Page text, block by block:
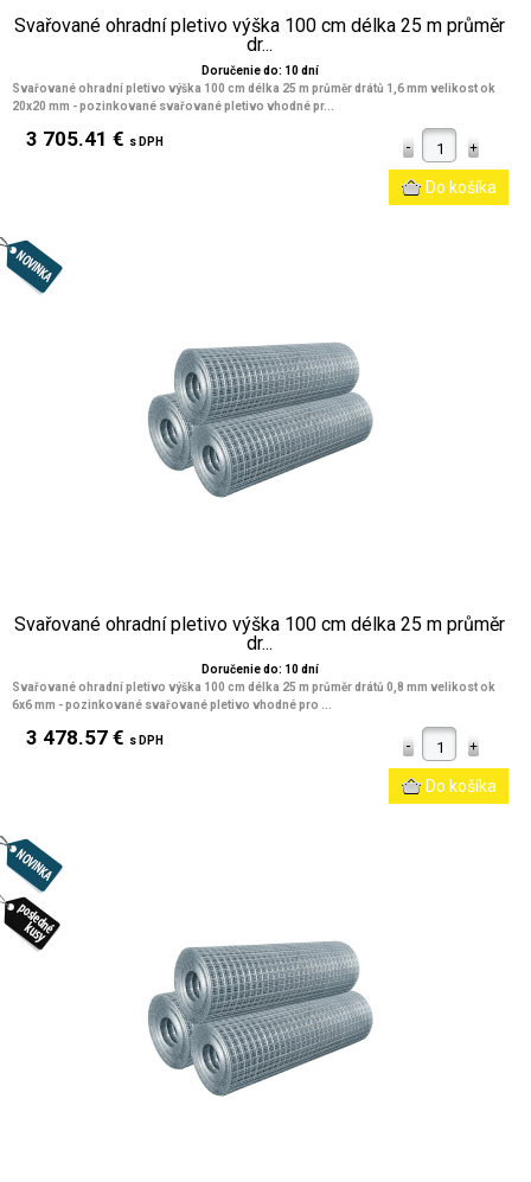
Svařované ohradní pletivo výška 100 cm délka 25 m průměr
dr...
Doručenie do: 10 dní
Svařované ohradní pletivo výška 100 cm délka 25 m průměr drátů 1,6 mm velikost ok
20x20 mm - pozinkované svařované pletivo vhodné pr...
3 705.41 € s DPH
Svařované ohradní pletivo výška 100 cm délka 25 m průměr
dr...
Doručenie do: 10 dní
Svařované ohradní pletivo výška 100 cm délka 25 m průměr drátů 0,8 mm velikost ok
6x6 mm - pozinkované svařované pletivo vhodné pro ...
3 478.57 € s DPH